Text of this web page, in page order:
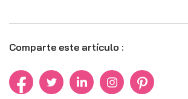
Comparte este artículo :